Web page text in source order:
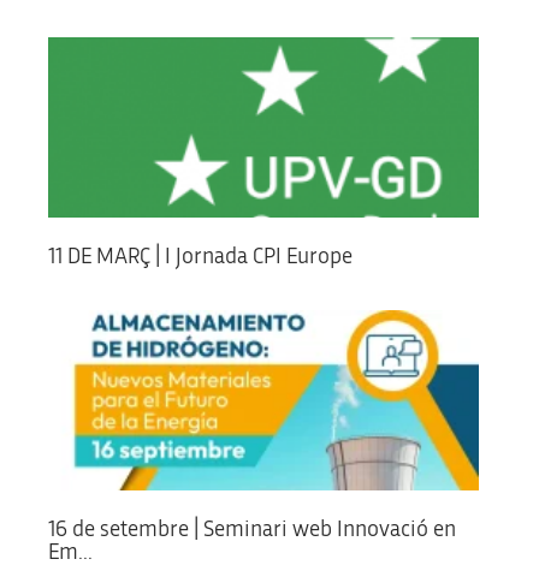
11 DE MARÇ | I Jornada CPI Europe
16 de setembre | Seminari web Innovació en
Em...